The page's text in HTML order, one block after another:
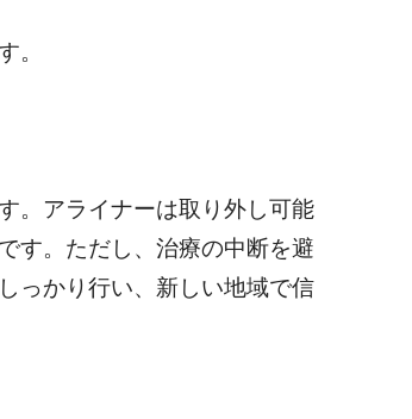
。
。アライナーは取り外し可能
す。ただし、治療の中断を避
っかり行い、新しい地域で信